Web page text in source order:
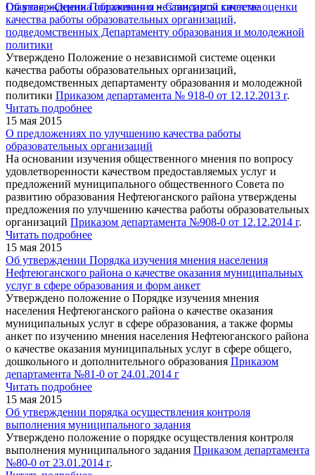
Главная»Оценка образования»Стандарты качества
Об утверждении Положения о независимой системе оценки
качества работы образовательных организаций,
подведомственных Департаменту образования и молодежной
политики
Утверждено Положение о независимой системе оценки
качества работы образовательных организаций,
подведомственных департаменту образования и молодежной
политики Приказом департамента № 918-0 от 12.12.2013 г.
Читать подробнее
15 мая 2015
О предложениях по улучшению качества работы
образовательных организаций
На основании изучения общественного мнения по вопросу
удовлетворенности качеством предоставляемых услуг и
предложений муниципального общественного Совета по
развитию образования Нефтеюганского района утверждены
предложения по улучшению качества работы образовательных
организаций Приказом департамента №908-0 от 12.12.2014 г.
Читать подробнее
15 мая 2015
Об утверждении Порядка изучения мнения населения
Нефтеюганского района о качестве оказания муниципальных
услуг в сфере образования и форм анкет
Утверждено положение о Порядке изучения мнения
населения Нефтеюганского района о качестве оказания
муниципальных услуг в сфере образования, а также формы
анкет по изучению мнения населения Нефтеюганского района
о качестве оказания муниципальных услуг в сфере общего,
дошкольного и дополнительного образования Приказом
департамента №81-0 от 24.01.2014 г
Читать подробнее
15 мая 2015
Об утверждении порядка осуществления контроля
выполнения муниципального задания
Утверждено положение о порядке осуществления контроля
выполнения муниципального задания Приказом департамента
№80-0 от 23.01.2014 г.